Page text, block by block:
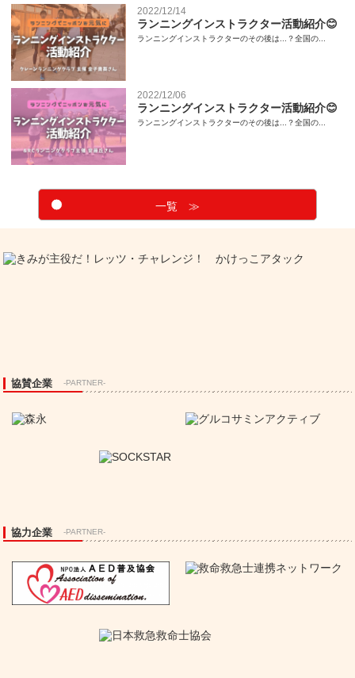
2022/12/14
ランニングインストラクター活動紹介😊
ランニングインストラクターのその後は...？全国の...
2022/12/06
ランニングインストラクター活動紹介😊
ランニングインストラクターのその後は...？全国の...
一覧 ≫
協賛企業 -PARTNER-
協力企業 -PARTNER-